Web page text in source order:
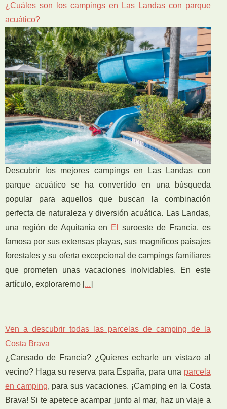
¿Cuáles son los campings en Las Landas con parque
acuático?
Descubrir los mejores campings en Las Landas con
parque acuático se ha convertido en una búsqueda
popular para aquellos que buscan la combinación
perfecta de naturaleza y diversión acuática. Las Landas,
una región de Aquitania en Elsuroeste de Francia, es
famosa por sus extensas playas, sus magníficos paisajes
forestales y su oferta excepcional de campings familiares
que prometen unas vacaciones inolvidables. En este
artículo, exploraremo [...]
Ven a descubrir todas las parcelas de camping de la
Costa Brava
¿Cansado de Francia? ¿Quieres echarle un vistazo al
vecino? Haga su reserva para España, para una parcela
en camping, para sus vacaciones. ¡Camping en la Costa
Brava! Si te apetece acampar junto al mar, haz un viaje a